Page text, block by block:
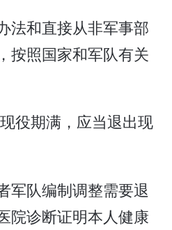
法和直接从非军事部
按照国家和军队有关
役期满，应当退出现
军队编制调整需要退
院诊断证明本人健康